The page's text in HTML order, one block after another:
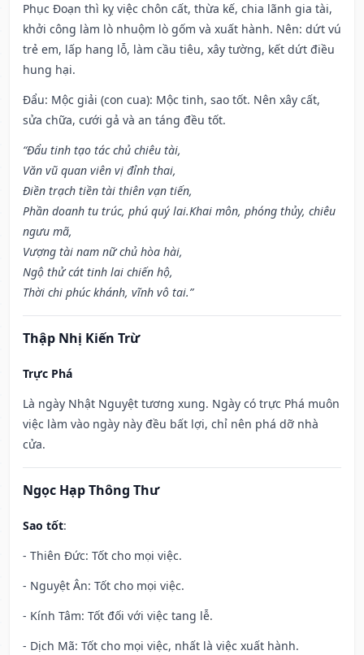
Phục Đoạn thì kỵ việc chôn cất, thừa kế, chia lãnh gia tài,
khởi công làm lò nhuộm lò gốm và xuất hành. Nên: dứt vú
trẻ em, lấp hang lỗ, làm cầu tiêu, xây tường, kết dứt điều
hung hại.
Đẩu: Mộc giải (con cua): Mộc tinh, sao tốt. Nên xây cất,
sửa chữa, cưới gả và an táng đều tốt.
“Đẩu tinh tạo tác chủ chiêu tài,
Văn vũ quan viên vị đỉnh thai,
Điền trạch tiền tài thiên vạn tiến,
Phần doanh tu trúc, phú quý lai.Khai môn, phóng thủy, chiêu
ngưu mã,
Vượng tài nam nữ chủ hòa hài,
Ngộ thử cát tinh lai chiến hộ,
Thời chi phúc khánh, vĩnh vô tai.”
Thập Nhị Kiến Trừ
Trực Phá
Là ngày Nhật Nguyệt tương xung. Ngày có trực Phá muôn
việc làm vào ngày này đều bất lợi, chỉ nên phá dỡ nhà
cửa.
Ngọc Hạp Thông Thư
Sao tốt:
- Thiên Đức: Tốt cho mọi việc.
- Nguyệt Ân: Tốt cho mọi việc.
- Kính Tâm: Tốt đối với việc tang lễ.
- Dịch Mã: Tốt cho mọi việc, nhất là việc xuất hành.